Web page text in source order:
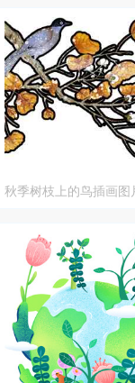
秋季树枝上的鸟插画图